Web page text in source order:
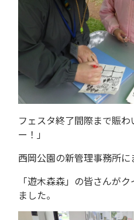
フェスタ終了間際まで賑
ー！」
西岡公園の新管理事務所
「遊木森森」の皆さんが
ました。